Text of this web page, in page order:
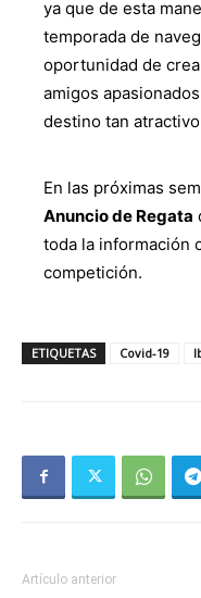
ya que de esta
temporada de
oportunidad de
amigos
destino tan
En las próximas
Anuncio de Regata
toda la información
competición.
ETIQUETAS Covid-19
Artículo anterior